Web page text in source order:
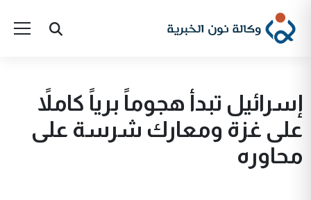
إسرائيل تبدأ هجوماً برياً كاملاً
على غزة ومعارك شرسة على
محاوره